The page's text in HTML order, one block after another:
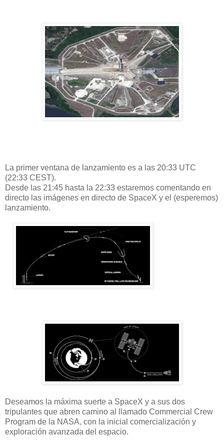
La primer ventana de lanzamiento es a las 20:33 UTC
(22:33 CEST).
Desde las 21:45 hasta la 22:33 estaremos comentando en
directo las imágenes en directo de SpaceX y el (esperemos)
lanzamiento.
Deseamos la máxima suerte a SpaceX y a sus dos
tripulantes que abren camino al llamado Commercial Crew
Program de la NASA, con la inicial comercialización y
exploración avanzada del espacio.